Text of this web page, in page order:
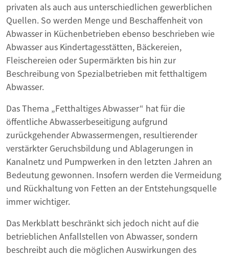
privaten als auch aus unterschiedlichen gewerblichen
Quellen. So werden Menge und Beschaffenheit von
Abwasser in Küchenbetrieben ebenso beschrieben wie
Abwasser aus Kindertagesstätten, Bäckereien,
Fleischereien oder Supermärkten bis hin zur
Beschreibung von Spezialbetrieben mit fetthaltigem
Abwasser.
Das Thema „Fetthaltiges Abwasser“ hat für die
öffentliche Abwasserbeseitigung aufgrund
zurückgehender Abwassermengen, resultierender
verstärkter Geruchsbildung und Ablagerungen in
Kanalnetz und Pumpwerken in den letzten Jahren an
Bedeutung gewonnen. Insofern werden die Vermeidung
und Rückhaltung von Fetten an der Entstehungsquelle
immer wichtiger.
Das Merkblatt beschränkt sich jedoch nicht auf die
betrieblichen Anfallstellen von Abwasser, sondern
beschreibt auch die möglichen Auswirkungen des